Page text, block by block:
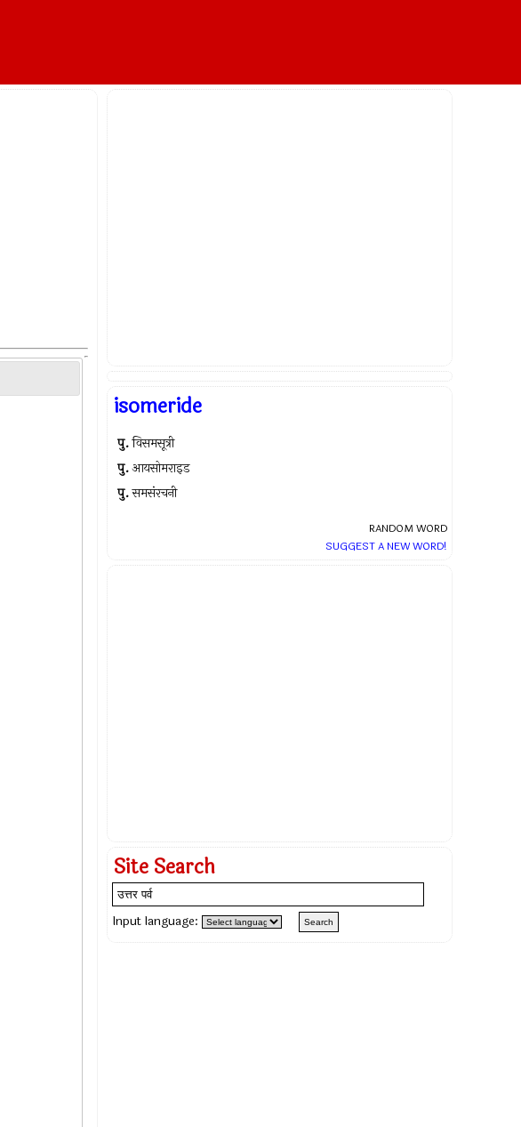
isomeride
पु.विसमसूत्री
पु.आयसोमराइड
पु.समसंरचनी
RANDOM WORD
SUGGEST A NEW WORD!
Site Search
Input language: